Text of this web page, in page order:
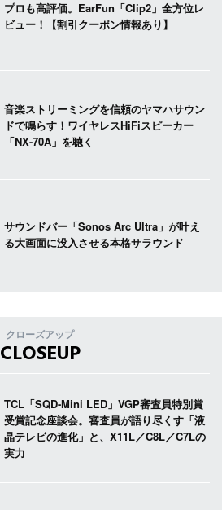
プロも高評価。EarFun「Clip2」全方位レ
ビュー！【割引クーポン情報あり】
音楽ストリーミングを信頼のヤマハサウン
ドで鳴らす！ワイヤレスHiFiスピーカー
「NX-70A」を聴く
サウンドバー「Sonos Arc Ultra」が叶え
る大画面に没入させる本格サラウンド
クローズアップ
CLOSEUP
TCL「SQD-Mini LED」VGP審査員特別賞
受賞記念座談会。審査員が語り尽くす「液
晶テレビの進化」と、X11L／C8L／C7Lの
実力